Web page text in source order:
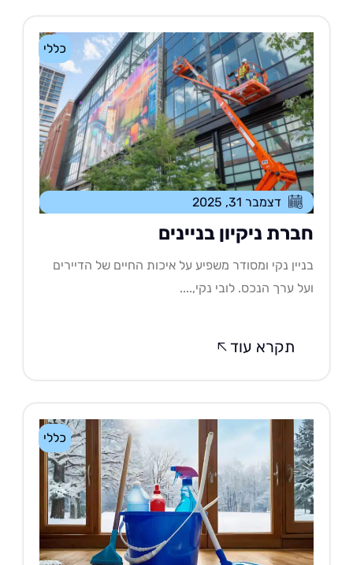
כללי
דצמבר 31, 2025
ניקיון בניינים
נקי ומסודר משפיע על איכות החיים של הדיירים
ערך הנכס. לובי נקי,....
תקרא עוד
כללי